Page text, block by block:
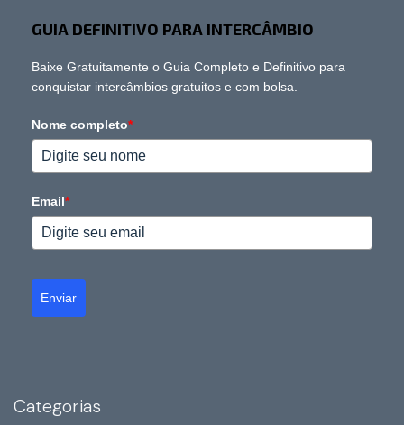
GUIA DEFINITIVO PARA INTERCÂMBIO
Baixe Gratuitamente o Guia Completo e Definitivo para
conquistar intercâmbios gratuitos e com bolsa.
Nome completo*
Email*
Enviar
Categorias